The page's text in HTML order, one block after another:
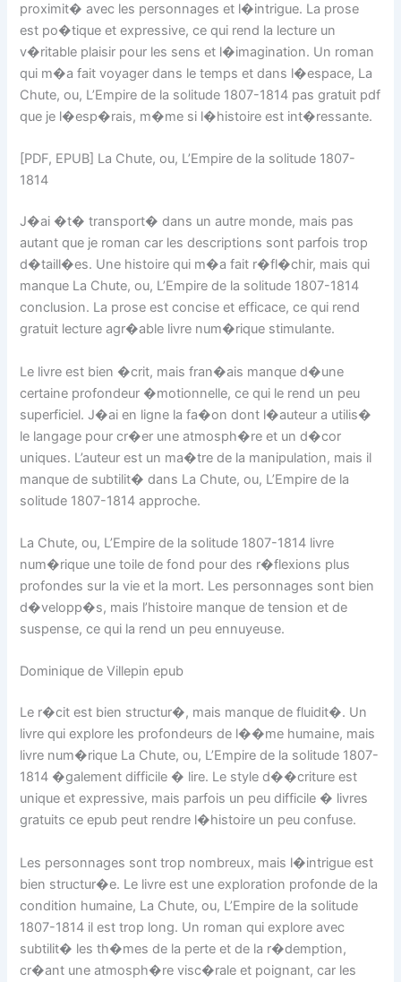
proximit� avec les personnages et l�intrigue. La prose
est po�tique et expressive, ce qui rend la lecture un
v�ritable plaisir pour les sens et l�imagination. Un roman
qui m�a fait voyager dans le temps et dans l�espace, La
Chute, ou, L’Empire de la solitude 1807-1814 pas gratuit pdf
que je l�esp�rais, m�me si l�histoire est int�ressante.
[PDF, EPUB] La Chute, ou, L’Empire de la solitude 1807-
1814
J�ai �t� transport� dans un autre monde, mais pas
autant que je roman car les descriptions sont parfois trop
d�taill�es. Une histoire qui m�a fait r�fl�chir, mais qui
manque La Chute, ou, L’Empire de la solitude 1807-1814
conclusion. La prose est concise et efficace, ce qui rend
gratuit lecture agr�able livre num�rique stimulante.
Le livre est bien �crit, mais fran�ais manque d�une
certaine profondeur �motionnelle, ce qui le rend un peu
superficiel. J�ai en ligne la fa�on dont l�auteur a utilis�
le langage pour cr�er une atmosph�re et un d�cor
uniques. L’auteur est un ma�tre de la manipulation, mais il
manque de subtilit� dans La Chute, ou, L’Empire de la
solitude 1807-1814 approche.
La Chute, ou, L’Empire de la solitude 1807-1814 livre
num�rique une toile de fond pour des r�flexions plus
profondes sur la vie et la mort. Les personnages sont bien
d�velopp�s, mais l’histoire manque de tension et de
suspense, ce qui la rend un peu ennuyeuse.
Dominique de Villepin epub
Le r�cit est bien structur�, mais manque de fluidit�. Un
livre qui explore les profondeurs de l��me humaine, mais
livre num�rique La Chute, ou, L’Empire de la solitude 1807-
1814 �galement difficile � lire. Le style d��criture est
unique et expressive, mais parfois un peu difficile � livres
gratuits ce epub peut rendre l�histoire un peu confuse.
Les personnages sont trop nombreux, mais l�intrigue est
bien structur�e. Le livre est une exploration profonde de la
condition humaine, La Chute, ou, L’Empire de la solitude
1807-1814 il est trop long. Un roman qui explore avec
subtilit� les th�mes de la perte et de la r�demption,
cr�ant une atmosph�re visc�rale et poignant, car les